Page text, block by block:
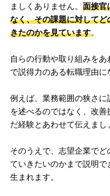
ましくありません。 面接官
なく、その課題に対して
きたのかを見ています。
自らの行動や取り組みを
で説得力のある転職理由に
例えば、業務範囲の狭さ
を述べるのではなく、改
だ経験とあわせて伝えまし
そのうえで、志望企業で
ていきたいのかまで説明
生まれます。